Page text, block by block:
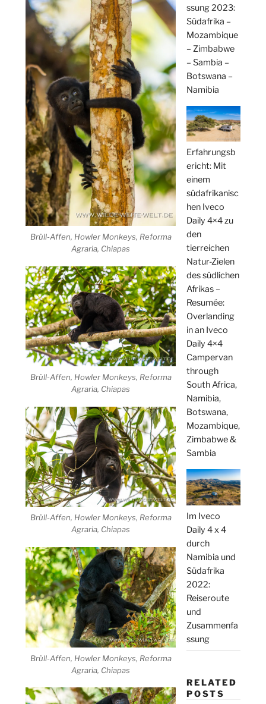
Brüll-Affen, Howler Monkeys, Reforma
Agraria, Chiapas
Brüll-Affen, Howler Monkeys, Reforma
Agraria, Chiapas
Brüll-Affen, Howler Monkeys, Reforma
Agraria, Chiapas
Brüll-Affen, Howler Monkeys, Reforma
Agraria, Chiapas
ssung 2023:
Südafrika –
Mozambique
– Zimbabwe
– Sambia –
Botswana –
Namibia
Erfahrungsb
ericht: Mit
einem
südafrikanisc
hen Iveco
Daily 4×4 zu
den
tierreichen
Natur-Zielen
des südlichen
Afrikas –
Resumée:
Overlanding
in an Iveco
Daily 4×4
Campervan
through
South Africa,
Namibia,
Botswana,
Mozambique,
Zimbabwe &
Sambia
Im Iveco
Daily 4 x 4
durch
Namibia und
Südafrika
2022:
Reiseroute
und
Zusammenfa
ssung
RELATED
POSTS